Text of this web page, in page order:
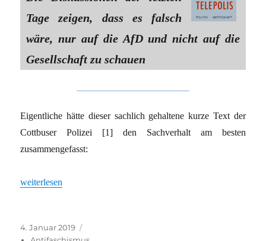
Tage zeigen, dass es falsch
wäre, nur auf die AfD und nicht auf die
Gesellschaft zu schauen
Eigentliche hätte dieser sachlich gehaltene kurze Text der
Cottbuser Polizei [1] den Sachverhalt am besten
zusammengefasst:
„Bottrop und Amberg: „AfD-Sprech“ ist längst in der
weiterlesen
Veröffentlicht
4. Januar 2019